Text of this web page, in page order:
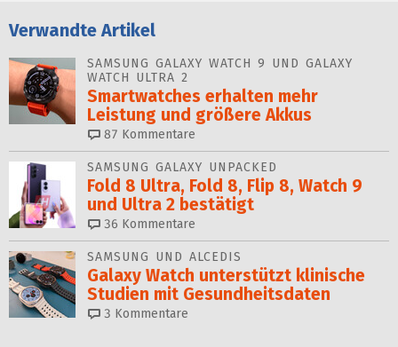
Verwandte Artikel
SAMSUNG GALAXY WATCH 9 UND GALAXY
WATCH ULTRA 2
Smartwatches erhalten mehr
Leistung und größere Akkus
87 Kommentare
SAMSUNG GALAXY UNPACKED
Fold 8 Ultra, Fold 8, Flip 8, Watch 9
und Ultra 2 bestätigt
36 Kommentare
SAMSUNG UND ALCEDIS
Galaxy Watch unterstützt klinische
Studien mit Gesundheitsdaten
3 Kommentare